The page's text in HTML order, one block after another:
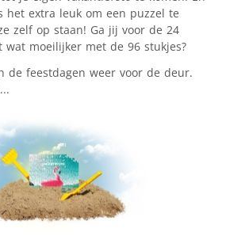
het extra leuk om een puzzel te
zelf op staan! Ga jij voor de 24
wat moeilijker met de 96 stukjes?
de feestdagen weer voor de deur.